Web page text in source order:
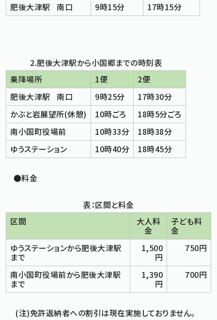
メニューを閉じる
肥後大津駅 南口
9時15分 17時15分
2.肥後大津駅から小国郷までの時刻表
乗降場所
1便
2便
肥後大津駅 南口
9時25分
17時30分
かぶと岩展望所(休憩)
10時ごろ
18時5分ごろ
南小国町役場前
10時33分
18時38分
ゆうステーション
10時40分 18時45分
●料金
表：区間と料金
区間
大人料
金
子ども料
金
ゆうステーションから肥後大津駅
まで
1,500
円
750円
南小国町役場前から肥後大津駅
まで
1,390
円
700円
(注)免許返納者への割引は現在実施しておりません。